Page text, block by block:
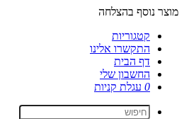
מוצר נוסף בהצלחה
קטגוריות
התקשרו אלינו
דף הבית
החשבון שלי
0 עגלת קניות